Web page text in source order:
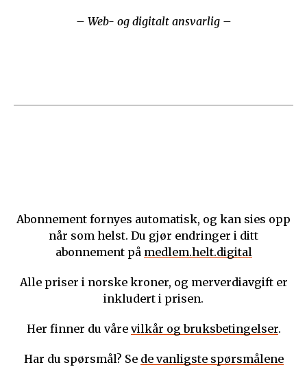
– Web- og digitalt ansvarlig –
Abonnement fornyes automatisk, og kan sies opp
når som helst. Du gjør endringer i ditt
abonnement på medlem.helt.digital
Alle priser i norske kroner, og merverdiavgift er
inkludert i prisen.
Her finner du våre vilkår og bruksbetingelser.
Har du spørsmål? Se de vanligste spørsmålene